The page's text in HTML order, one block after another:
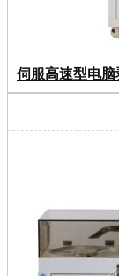
伺服高速型电脑